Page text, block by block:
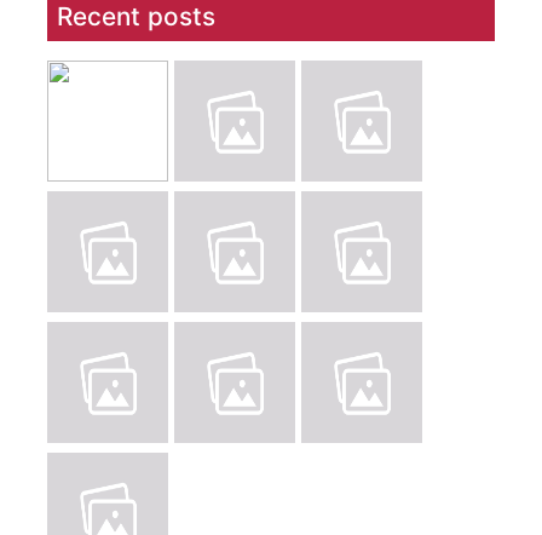
Recent posts